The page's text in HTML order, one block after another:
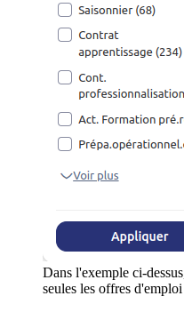
Dans l'exemple ci-
seules les offres